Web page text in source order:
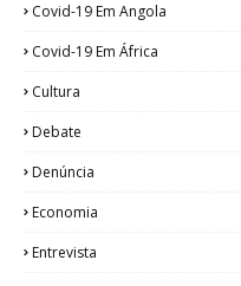
Covid-19 Em Angola
Covid-19 Em África
Cultura
Debate
Denúncia
Economia
Entrevista